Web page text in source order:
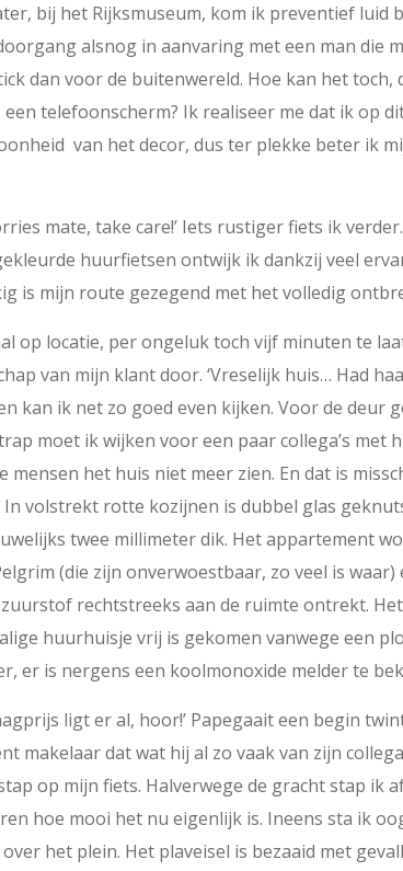
bij het Rijksmuseum, kom ik preventief luid
alsnog in aanvaring met een man die
dan voor de buitenwereld. Hoe kan het
telefoonscherm? Ik realiseer me dat ik op
van het decor, dus ter plekke beter ik
mate, take care!’ Iets rustiger fiets ik
huurfietsen ontwijk ik dankzij veel
is mijn route gezegend met het volledig
op locatie, per ongeluk toch vijf minuten te
van mijn klant door. ‘Vreselijk huis… Had
kan ik net zo goed even kijken. Voor de deur
moet ik wijken voor een paar collega’s met
mensen het huis niet meer zien. En dat is
In volstrekt rotte kozijnen is dubbel glas
twee millimeter dik. Het appartement
(die zijn onverwoestbaar, zo veel is
zuurstof rechtstreeks aan de ruimte ontrekt.
huurhuisje vrij is gekomen vanwege een
er is nergens een koolmonoxide melder te
ligt er al, hoor!’ Papegaait een begin
makelaar dat wat hij al zo vaak van zijn
op mijn fiets. Halverwege de gracht stap ik
hoe mooi het nu eigenlijk is. Ineens sta ik
het plein. Het plaveisel is bezaaid met